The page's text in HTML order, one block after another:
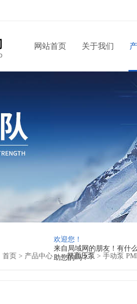
欢迎您！
来自局域网的朋友！有什
助您的吗？
网站首页 关于我们
首页 > 产品中心 > >超高压泵 > 手动泵